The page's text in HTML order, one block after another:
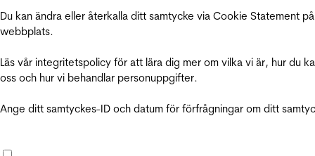
Du kan ändra eller återkalla ditt samtycke via Cookie Statement
webbplats.
Läs vår integritetspolicy för att lära dig mer om vilka vi är, hur du
oss och hur vi behandlar personuppgifter.
Ange ditt samtyckes-ID och datum för förfrågningar om ditt